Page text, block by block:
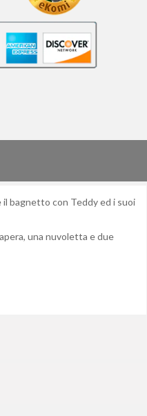
bagnetto con Teddy ed i suoi
una nuvoletta e due